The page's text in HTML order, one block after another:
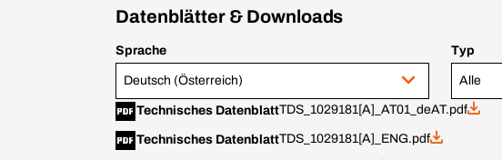
Datenblätter & Downloads
Sprache
Deutsch (Österreich)
Typ
Alle
Technisches DatenblattTDS_1029181[A]_AT01_deAT.pdf
Technisches DatenblattTDS_1029181[A]_ENG.pdf